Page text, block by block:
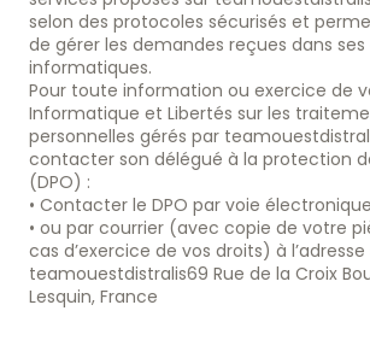
selon des protocoles sécurisés et
de gérer les demandes reçues dans
informatiques.
Pour toute information ou exercice de
Informatique et Libertés sur les
personnelles gérés par
contacter son délégué à la protection
(DPO) :
• Contacter le DPO par voie électronique
• ou par courrier (avec copie de votre
cas d’exercice de vos droits) à
teamouestdistralis69 Rue de la Croix
Lesquin, France